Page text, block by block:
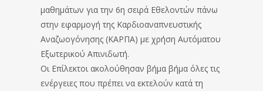
μαθημάτων για την 6η σειρά Εθελοντών πάνω
στην εφαρμογή της Καρδιοαναπνευστικής
Αναζωογόνησης (ΚΑΡΠΑ) με χρήση Αυτόματου
Εξωτερικού Απινιδωτή.
Οι Επίλεκτοι ακολούθησαν βήμα βήμα όλες τις
ενέργειες που πρέπει να εκτελούν κατά τη